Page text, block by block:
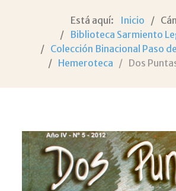
Está aquí: Inicio
Biblioteca Sarmiento
Colección Binacional Paso
Hemeroteca
Dos